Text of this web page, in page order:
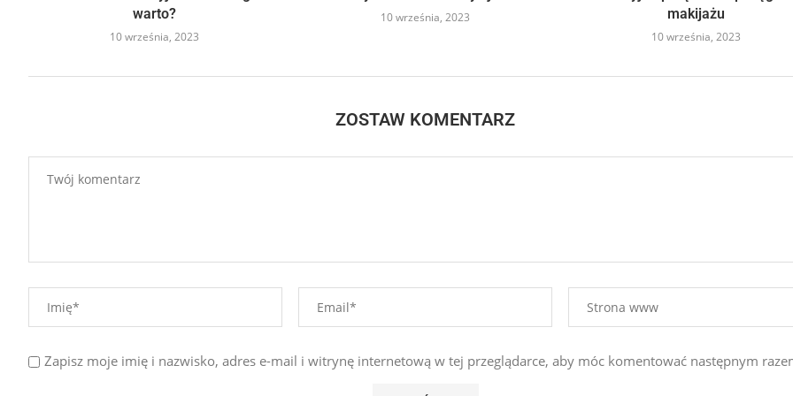
warto?
10 września, 2023
10 września, 2023
makijażu
10 września, 2023
ZOSTAW KOMENTARZ
Zapisz moje imię i nazwisko, adres e-mail i witrynę internetową w tej przeglądarce, aby móc komentować następnym